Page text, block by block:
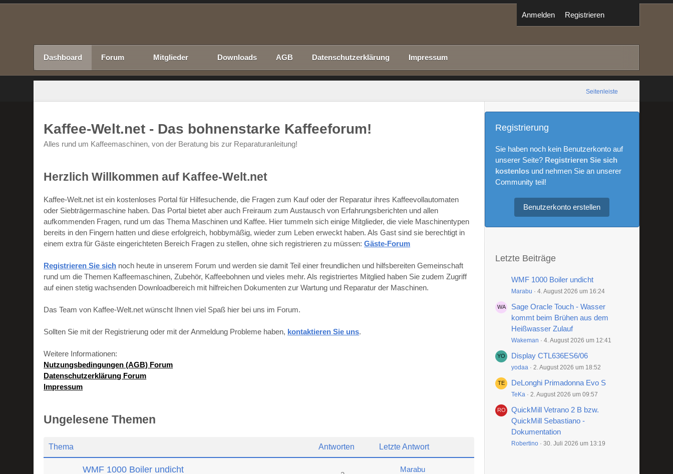
Anmelden Registrieren
Dashboard Forum Mitglieder Downloads AGB Datenschutzerklärung Impressum
Seitenleiste
Kaffee-Welt.net - Das bohnenstarke Kaffeeforum!
Alles rund um Kaffeemaschinen, von der Beratung bis zur Reparaturanleitung!
Herzlich Willkommen auf Kaffee-Welt.net
Kaffee-Welt.net ist ein kostenloses Portal für Hilfesuchende, die Fragen zum Kauf oder der Reparatur ihres Kaffeevollautomaten
oder Siebträgermaschine haben. Das Portal bietet aber auch Freiraum zum Austausch von Erfahrungsberichten und allen
aufkommenden Fragen, rund um das Thema Maschinen und Kaffee. Hier tummeln sich einige Mitglieder, die viele Maschinentypen
bereits in den Fingern hatten und diese erfolgreich, hobbymäßig, wieder zum Leben erweckt haben. Als Gast sind sie berechtigt in
einem extra für Gäste eingerichteten Bereich Fragen zu stellen, ohne sich registrieren zu müssen:Gäste-Forum
Registrieren Sie sich noch heute in unserem Forum und werden sie damit Teil einer freundlichen und hilfsbereiten Gemeinschaft
rund um die Themen Kaffeemaschinen, Zubehör, Kaffeebohnen und vieles mehr. Als registriertes Mitglied haben Sie zudem Zugriff
auf einen stetig wachsenden Downloadbereich mit hilfreichen Dokumenten zur Wartung und Reparatur der Maschinen.
Das Team von Kaffee-Welt.net wünscht Ihnen viel Spaß hier bei uns im Forum.
Sollten Sie mit der Registrierung oder mit der Anmeldung Probleme haben, kontaktieren Sie uns.
Weitere Informationen:
Nutzungsbedingungen (AGB) Forum
Datenschutzerklärung Forum
Impressum
Ungelesene Themen
Thema Antworten Letzte Antwort
WMF 1000 Boiler undicht Marabu
Registrierung
Sie haben noch kein Benutzerkonto auf
unserer Seite? Registrieren Sie sich
kostenlosund nehmen Sie an unserer
Community teil!
Benutzerkonto erstellen
Letzte Beiträge
WMF 1000 Boiler undicht
Marabu 4. August 2026 um 16:24
Sage Oracle Touch - Wasser
kommt beim Brühen aus dem
Heißwasser Zulauf
Wakeman 4. August 2026 um 12:41
Display CTL636ES6/06
yodaa 2. August 2026 um 18:52
DeLonghi Primadonna Evo S
TeKa 2. August 2026 um 09:57
QuickMill Vetrano 2 B bzw.
QuickMill Sebastiano -
Dokumentation
Robertino 30. Juli 2026 um 13:19